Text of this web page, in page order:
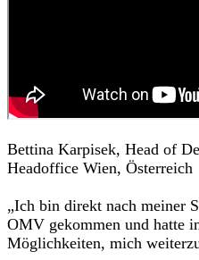
Bettina Karpisek, Head of
Headoffice Wien, Österreich
„Ich bin direkt nach meiner
OMV gekommen und hatte
Möglichkeiten, mich